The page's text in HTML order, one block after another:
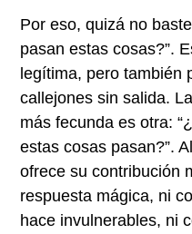
Por eso, quizá no
pasan estas cosas?”.
legítima, pero también
callejones sin salida.
más fecunda es otra:
estas cosas pasan?”.
ofrece su contribución
respuesta mágica, ni
hace invulnerables, ni